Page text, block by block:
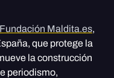
Fundación Maldita.es,
que protege la
la construcción
periodismo,